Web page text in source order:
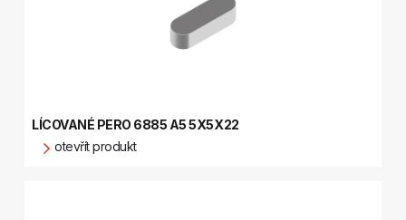
LÍCOVANÉ PERO 6885 A5 5X5X22
otevřít produkt